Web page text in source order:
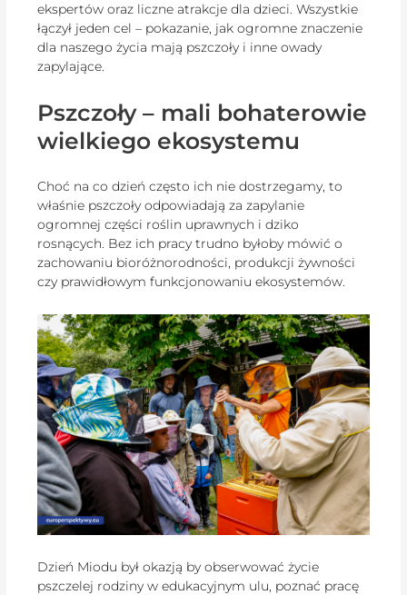
ekspertów oraz liczne atrakcje dla dzieci. Wszystkie
łączył jeden cel – pokazanie, jak ogromne znaczenie
dla naszego życia mają pszczoły i inne owady
zapylające.
Pszczoły – mali bohaterowie
wielkiego ekosystemu
Choć na co dzień często ich nie dostrzegamy, to
właśnie pszczoły odpowiadają za zapylanie
ogromnej części roślin uprawnych i dziko
rosnących. Bez ich pracy trudno byłoby mówić o
zachowaniu bioróżnorodności, produkcji żywności
czy prawidłowym funkcjonowaniu ekosystemów.
Dzień Miodu był okazją by obserwować życie
pszczelej rodziny w edukacyjnym ulu, poznać pracę